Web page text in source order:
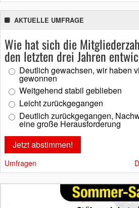
AKTUELLE UMFRAGE
Wie hat sich die
den letzten drei Jahren
Deutlich gewachsen, wir haben
gewonnen
Weitgehend stabil geblieben
Leicht zurückgegangen
Deutlich zurückgegangen,
eine große Herausforderung
Umfragen